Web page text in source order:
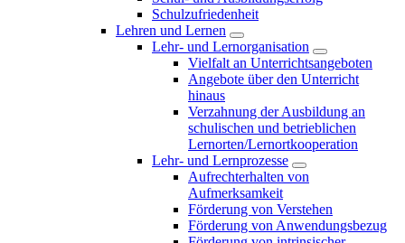
Schulzufriedenheit
Lehren und Lernen
Lehr- und Lernorganisation
Vielfalt an Unterrichtsangeboten
Angebote über den Unterricht
hinaus
Verzahnung der Ausbildung an
schulischen und betrieblichen
Lernorten/Lernortkooperation
Lehr- und Lernprozesse
Aufrechterhalten von
Aufmerksamkeit
Förderung von Verstehen
Förderung von Anwendungsbezug